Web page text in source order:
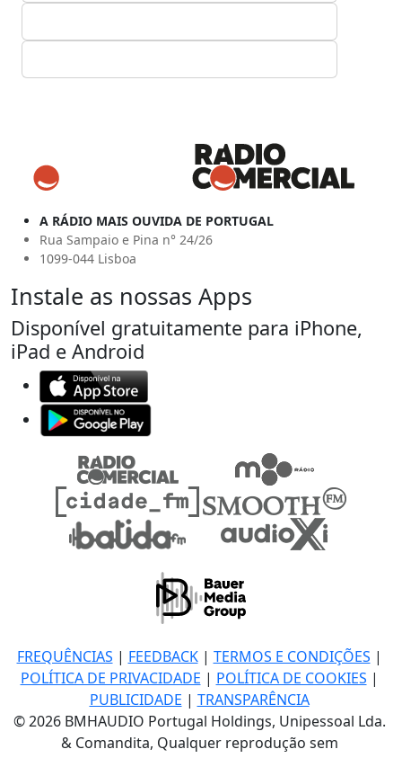
A RÁDIO MAIS OUVIDA DE PORTUGAL
Rua Sampaio e Pina n° 24/26
1099-044 Lisboa
Instale as nossas Apps
Disponível gratuitamente para iPhone,
iPad e Android
FREQUÊNCIAS | FEEDBACK| TERMOS E CONDIÇÕES |
POLÍTICA DE PRIVACIDADE | POLÍTICA DE COOKIES |
PUBLICIDADE | TRANSPARÊNCIA
© 2026 BMHAUDIO Portugal Holdings, Unipessoal Lda.
& Comandita, Qualquer reprodução sem